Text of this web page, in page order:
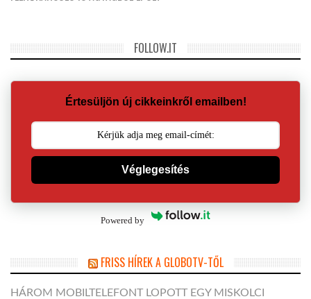
FOLLOW.IT
Értesüljön új cikkeinkről emailben!
Véglegesítés
Powered by
FRISS HÍREK A GLOBOTV-TŐL
HÁROM MOBILTELEFONT LOPOTT EGY MISKOLCI